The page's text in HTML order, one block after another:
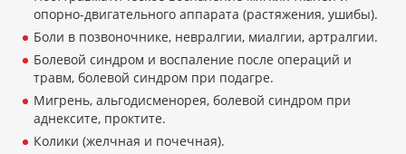
опорно-двигательного аппарата (растяжения, ушибы).
Боли в позвоночнике, невралгии, миалгии, артралгии.
Болевой синдром и воспаление после операций и
травм, болевой синдром при подагре.
Мигрень, альгодисменорея, болевой синдром при
аднексите, проктите.
Колики (желчная и почечная).